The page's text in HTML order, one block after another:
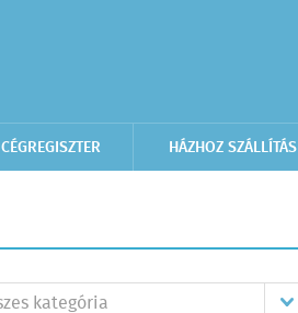
CÉGREGISZTER HÁZHOZ SZÁLLÍTÁS